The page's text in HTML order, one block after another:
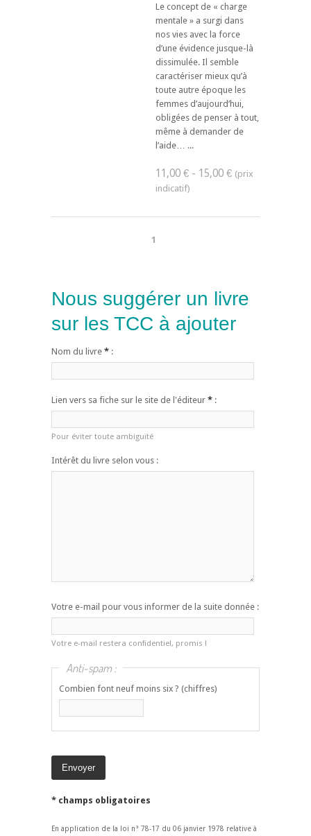
Le concept de « charge
mentale » a surgi dans
nos vies avec la force
d’une évidence jusque-là
dissimulée. Il semble
caractériser mieux qu’à
toute autre époque les
femmes d’aujourd’hui,
obligées de penser à tout,
même à demander de
l’aide… ...
11,00 € - 15,00 €
1
Nous suggérer un livre
sur les TCC à ajouter
Nom du livre * :
Lien vers sa fiche sur le site de l'éditeur * :
Pour éviter toute ambiguïté
Intérêt du livre selon vous :
Votre e-mail pour vous informer de la suite donnée :
Votre e-mail restera confidentiel, promis !
Anti-spam :
Combien font neuf moins six ? (chiffres)
* champs obligatoires
En application de la loi n° 78-17 du 06 janvier 1978 relative à